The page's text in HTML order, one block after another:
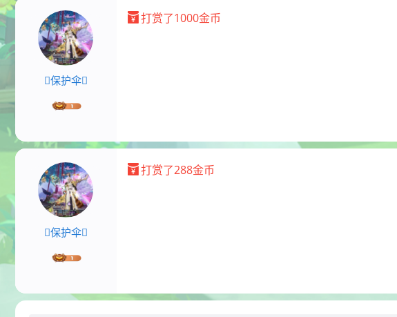
保护伞
打赏了1000金币
保护伞
打赏了288金币